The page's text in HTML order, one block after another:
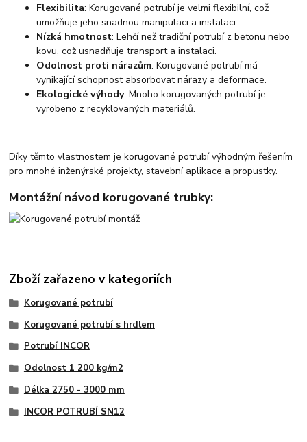
Flexibilita: Korugované potrubí je velmi flexibilní, což
umožňuje jeho snadnou manipulaci a instalaci.
Nízká hmotnost: Lehčí než tradiční potrubí z betonu nebo
kovu, což usnadňuje transport a instalaci.
Odolnost proti nárazům: Korugované potrubí má
vynikající schopnost absorbovat nárazy a deformace.
Ekologické výhody: Mnoho korugovaných potrubí je
vyrobeno z recyklovaných materiálů.
Díky těmto vlastnostem je korugované potrubí výhodným řešením
pro mnohé inženýrské projekty, stavební aplikace a propustky.
Montážní návod korugované trubky:
Zboží zařazeno v kategoriích
Korugované potrubí
Korugované potrubí s hrdlem
Potrubí INCOR
Odolnost 1 200 kg/m2
Délka 2750 - 3000 mm
INCOR POTRUBÍ SN12